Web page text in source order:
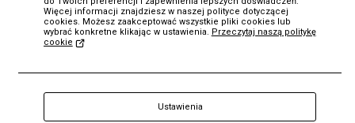
KUP
Bilet
Więcej informacji znajdziesz w naszej polityce dotyczącej
cookies. Możesz zaakceptować wszystkie pliki cookies lub
wybrać konkretne klikając w ustawienia. Przeczytaj naszą politykę
cookie
Ustawienia